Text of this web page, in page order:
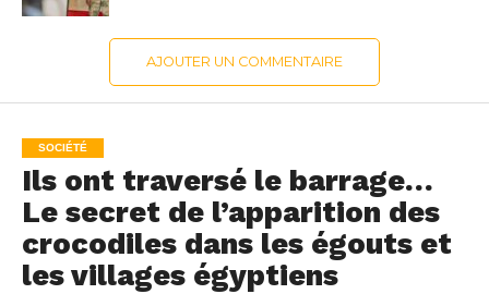
AJOUTER UN COMMENTAIRE
SOCIÉTÉ
Ils ont traversé le barrage…
Le secret de l’apparition des
crocodiles dans les égouts et
les villages égyptiens